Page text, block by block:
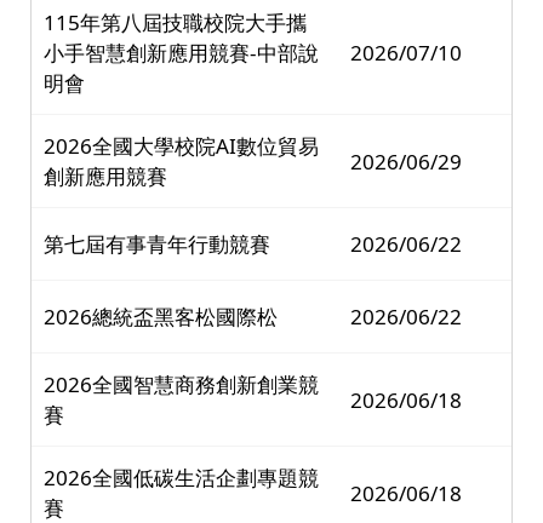
115年第八屆技職校院大手攜
小手智慧創新應用競賽-中部說
明會
2026/07/10
2026全國大學校院AI數位貿易
創新應用競賽
2026/06/29
第七屆有事青年行動競賽 2026/06/22
2026總統盃黑客松國際松 2026/06/22
2026全國智慧商務創新創業競
賽
2026/06/18
2026全國低碳生活企劃專題競
賽
2026/06/18